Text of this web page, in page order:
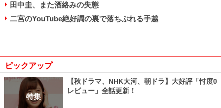
田中圭、また酒絡みの失態
二宮のYouTube絶好調の裏で落ちぶれる手越
ピックアップ
特集
【秋ドラマ、NHK大河、朝ドラ】大好評「忖度0
レビュー」全話更新！